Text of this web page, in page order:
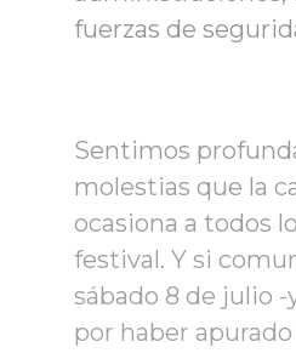
fuerzas de
Sentimos
molestias que la
ocasiona a todos
festival. Y si
sábado 8 de julio -
por haber